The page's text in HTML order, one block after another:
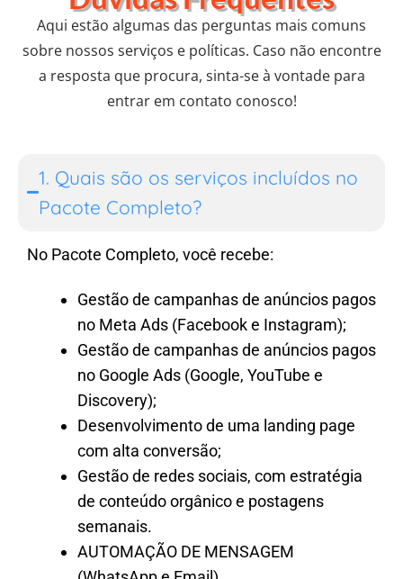
Aqui estão algumas das perguntas mais comuns
sobre nossos serviços e políticas. Caso não encontre
a resposta que procura, sinta-se à vontade para
entrar em contato conosco!
1. Quais são os serviços incluídos no
Pacote Completo?
No Pacote Completo, você recebe:
Gestão de campanhas de anúncios pagos
no Meta Ads (Facebook e Instagram);
Gestão de campanhas de anúncios pagos
no Google Ads (Google, YouTube e
Discovery);
Desenvolvimento de uma landing page
com alta conversão;
Gestão de redes sociais, com estratégia
de conteúdo orgânico e postagens
semanais.
AUTOMAÇÃO DE MENSAGEM